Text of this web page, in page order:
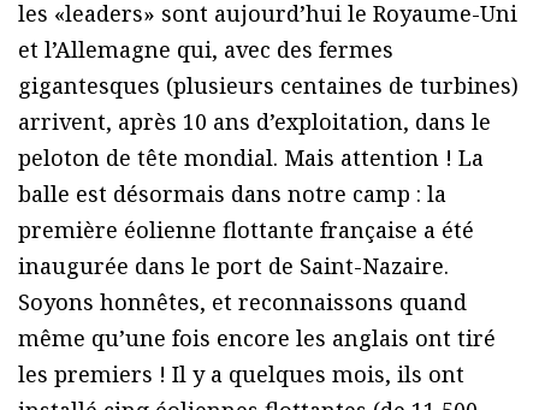
les «leaders» sont aujourd’hui le Royaume-Uni
et l’Allemagne qui, avec des fermes
gigantesques (plusieurs centaines de turbines)
arrivent, après 10 ans d’exploitation, dans le
peloton de tête mondial. Mais attention ! La
balle est désormais dans notre camp : la
première éolienne flottante française a été
inaugurée dans le port de Saint-Nazaire.
Soyons honnêtes, et reconnaissons quand
même qu’une fois encore les anglais ont tiré
les premiers ! Il y a quelques mois, ils ont